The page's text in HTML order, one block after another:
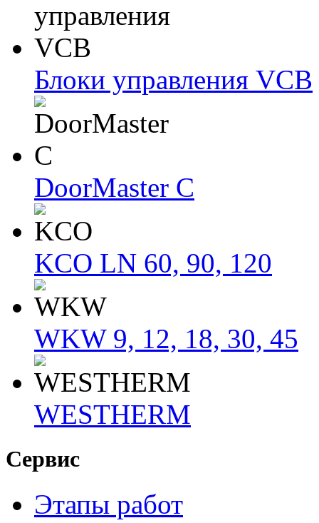
Блоки упрaвлeния VCB
DoorMaster C
KCO LN 60, 90, 120
WKW 9, 12, 18, 30, 45
WESTHERM
Сервис
Этапы работ